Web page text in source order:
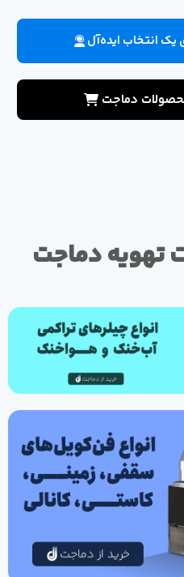
یک انتخاب ایده‌آل
دماجت
تهویه دماجت